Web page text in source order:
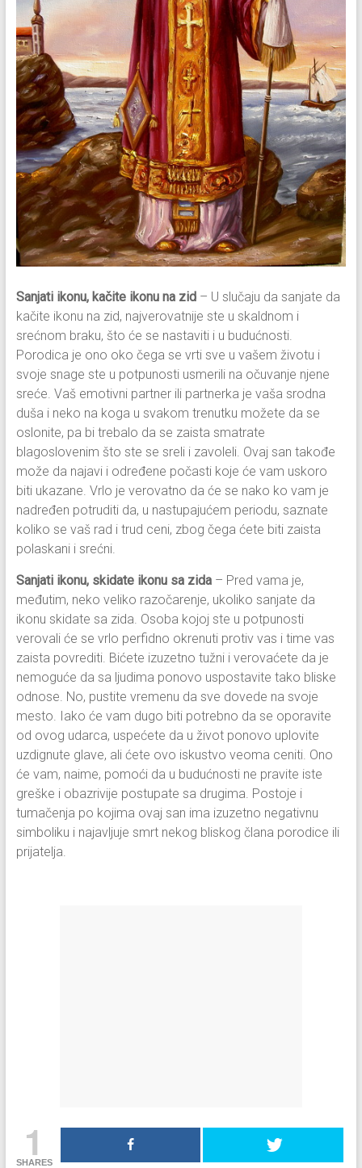
Sanjati ikonu, kačite ikonu na zid– U slučaju da sanjate da
kačite ikonu na zid, najverovatnije ste u skaldnom i
srećnom braku, što će se nastaviti i u budućnosti.
Porodica je ono oko čega se vrti sve u vašem životu i
svoje snage ste u potpunosti usmerili na očuvanje njene
sreće. Vaš emotivni partner ili partnerka je vaša srodna
duša i neko na koga u svakom trenutku možete da se
oslonite, pa bi trebalo da se zaista smatrate
blagoslovenim što ste se sreli i zavoleli. Ovaj san takođe
može da najavi i određene počasti koje će vam uskoro
biti ukazane. Vrlo je verovatno da će se nako ko vam je
nadređen potruditi da, u nastupajućem periodu, saznate
koliko se vaš rad i trud ceni, zbog čega ćete biti zaista
polaskani i srećni.
Sanjati ikonu, skidate ikonu sa zida– Pred vama je,
međutim, neko veliko razočarenje, ukoliko sanjate da
ikonu skidate sa zida. Osoba kojoj ste u potpunosti
verovali će se vrlo perfidno okrenuti protiv vas i time vas
zaista povrediti. Bićete izuzetno tužni i verovaćete da je
nemoguće da sa ljudima ponovo uspostavite tako bliske
odnose. No, pustite vremenu da sve dovede na svoje
mesto. Iako će vam dugo biti potrebno da se oporavite
od ovog udarca, uspećete da u život ponovo uplovite
uzdignute glave, ali ćete ovo iskustvo veoma ceniti. Ono
će vam, naime, pomoći da u budućnosti ne pravite iste
greške i obazrivije postupate sa drugima. Postoje i
tumačenja po kojima ovaj san ima izuzetno negativnu
simboliku i najavljuje smrt nekog bliskog člana porodice ili
prijatelja.
1
SHARES